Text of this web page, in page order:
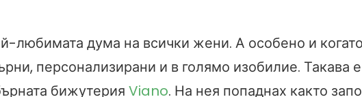
любимата дума на всички жени. А особено и
персонализирани и в голямо изобилие. Такава
бижутерия Viano. На нея попаднах както